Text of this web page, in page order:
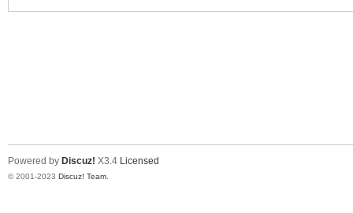
Powered by Discuz! X3.4 Licensed
© 2001-2023 Discuz! Team